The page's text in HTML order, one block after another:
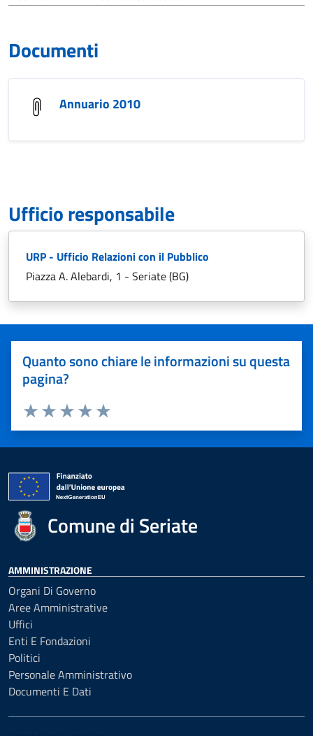
Documenti
Annuario 2010
Ufficio responsabile
URP - Ufficio Relazioni con il Pubblico
Piazza A. Alebardi, 1 - Seriate (BG)
Quanto sono chiare le informazioni su questa
pagina?
Valuta 5 stelle su 5
Valuta 4 stelle su 5
Valuta 3 stelle su 5
Valuta 2 stelle su 5
Valuta 1 stelle su 5
Comune di Seriate
AMMINISTRAZIONE
Organi Di Governo
Aree Amministrative
Uffici
Enti E Fondazioni
Politici
Personale Amministrativo
Documenti E Dati